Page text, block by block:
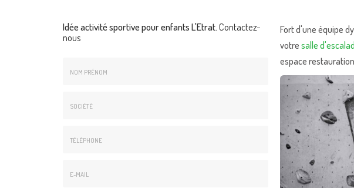
Idée activité sportive pour enfants L'Etrat.Contactez-
nous
Fort d'une équipe
votre salle
espace